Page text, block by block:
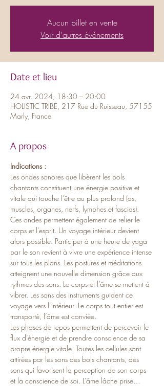
Aucun billet en vente
Voir d'autres événements
Date et lieu
24 avr. 2024, 18:30 – 20:00
HOLISTIC TRIBE, 217 Rue du Ruisseau, 57155
Marly, France
A propos
Indications :
Les ondes sonores que libèrent les bols
chantants constituent une énergie positive et
vitale qui touche l’être au plus profond (os,
muscles, organes, nerfs, lymphes et fascias).
Ces ondes permettent également de relier le
corps et l’esprit. Un voyage intérieur devient
alors possible. Participer à une heure de yoga
par le son revient à vivre une expérience intense
sur tous les plans. Les postures et méditations
atteignent une nouvelle dimension grâce aux
rythmes des sons. Le corps et l’âme se mettent à
vibrer. Les sons des instruments guident ce
voyage vers l’intérieur. Le corps tout entier est
transporté, l’âme est conviée.
Les phases de repos permettent de percevoir le
flux d’énergie et de prendre conscience de sa
propre énergie vitale. Toutes les cellules sont
attirées par les sons des bols chantants, des
sons qui favorisent la perception de son corps
et la conscience de soi. L’âme lâche prise…